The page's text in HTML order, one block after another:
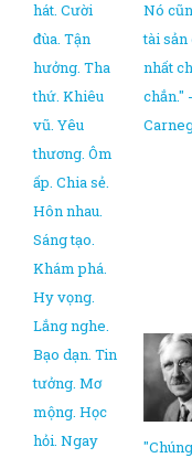
hát. Cười
đùa. Tận
hưởng. Tha
thứ. Khiêu
vũ. Yêu
thương. Ôm
ấp. Chia sẻ.
Hôn nhau.
Sáng tạo.
Khám phá.
Hy vọng.
Lắng nghe.
Bạo dạn. Tin
tưởng. Mơ
mộng. Học
hỏi. Ngay
Nó
tài sản
nhất
chắn."